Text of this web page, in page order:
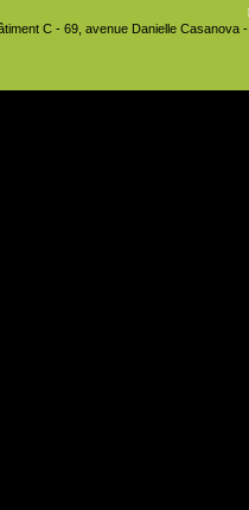
C - 69, avenue Danielle